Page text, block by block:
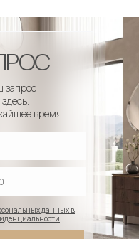
ресторана.
данных в
запрос
время